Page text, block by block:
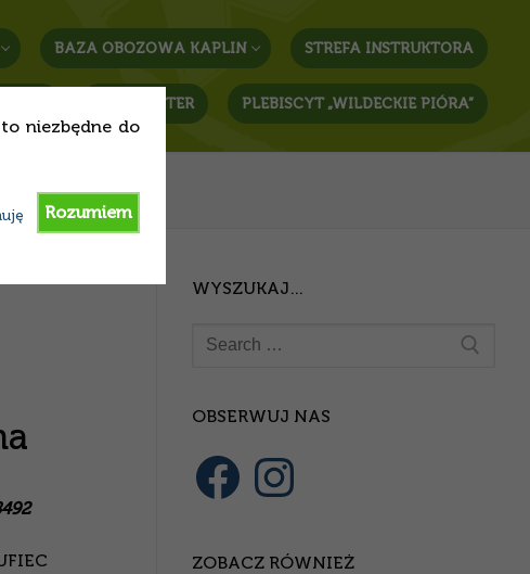
niezbędne do
Rozumiem
BAZA OBOZOWA KAPLIN STREFA INSTRUKTORA
NEWSLETTER PLEBISCYT „WILDECKIE PIÓRA”
WYSZUKAJ…
OBSERWUJ NAS
ZOBACZ RÓWNIEŻ